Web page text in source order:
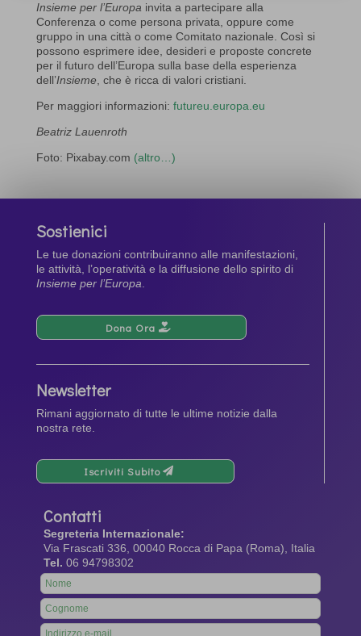
Insieme per l’Europa invita a partecipare alla
Conferenza o come persona privata, oppure come
gruppo in una città o come Comitato nazionale. Così si
possono esprimere idee, desideri e proposte concrete
per il futuro dell’Europa sulla base della esperienza
dell’Insieme, che è ricca di valori cristiani.
Per maggiori informazioni: futureu.europa.eu
Beatriz Lauenroth
Foto: Pixabay.com (altro…)
Sostienici
Le tue donazioni contribuiranno alle manifestazioni,
le attività, l’operatività e la diffusione dello spirito di
Insieme per l’Europa.
Dona Ora
Newsletter
Rimani aggiornato di tutte le ultime notizie dalla
nostra rete.
Iscriviti Subito
Contatti
Segreteria Internazionale:
Via Frascati 336, 00040 Rocca di Papa (Roma), Italia
Tel. 06 94798302
Leave
this
field
blank